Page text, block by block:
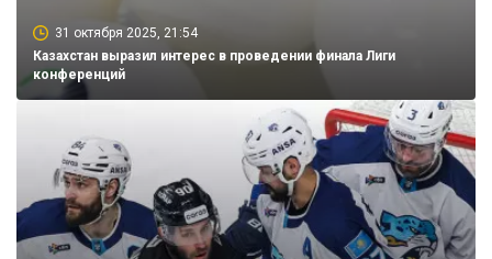
31 октября 2025, 21:54
Казахстан выразил интерес в проведении финала Лиги
конференций